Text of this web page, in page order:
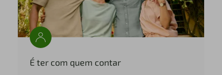
É ter com quem contar